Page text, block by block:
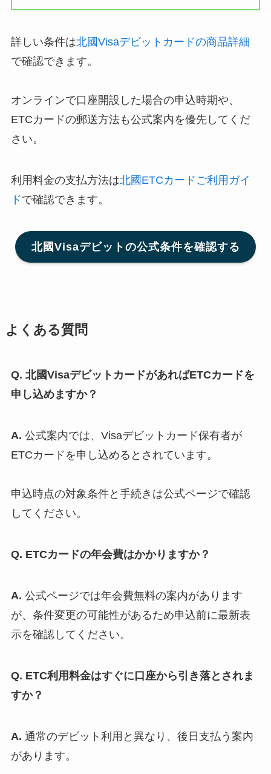
詳しい条件は北國Visaデビットカードの商品詳細
で確認できます。
オンラインで口座開設した場合の申込時期や、
ETCカードの郵送方法も公式案内を優先してくだ
さい。
利用料金の支払方法は北國ETCカードご利用ガイ
ドで確認できます。
北國Visaデビットの公式条件を確認する
よくある質問
Q. 北國VisaデビットカードがあればETCカードを
申し込めますか？
A. 公式案内では、Visaデビットカード保有者が
ETCカードを申し込めるとされています。
申込時点の対象条件と手続きは公式ページで確認
してください。
Q. ETCカードの年会費はかかりますか？
A. 公式ページでは年会費無料の案内があります
が、条件変更の可能性があるため申込前に最新表
示を確認してください。
Q. ETC利用料金はすぐに口座から引き落とされま
すか？
A. 通常のデビット利用と異なり、後日支払う案内
があります。